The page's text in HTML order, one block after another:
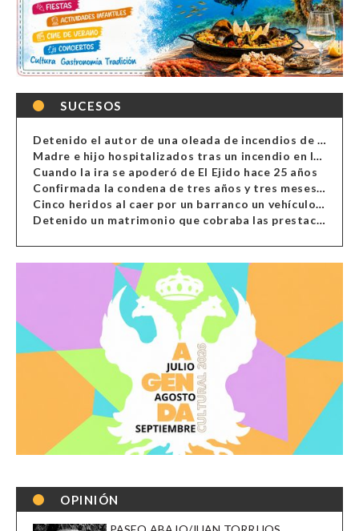
SUCESOS
Detenido el autor de una oleada de incendios de contenedores en Almería
Madre e hijo hospitalizados tras un incendio en la cocina de una vivienda en Almería
Cuando la ira se apoderó de El Ejido hace 25 años
Confirmada la condena de tres años y tres meses al hombre de Antas acusado de xenofobia
Cinco heridos al caer por un barranco un vehículo en Alcolea
Detenido un matrimonio que cobraba las prestaciones de ilegales en Almería, Granada, Málaga, Huelva y Murcia
OPINIÓN